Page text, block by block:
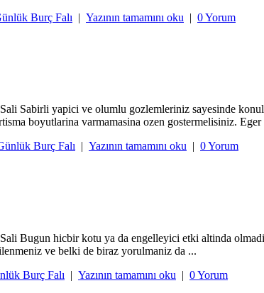
Burç Falı | Yazının tamamını oku | 0 Yorum
Sabirli yapici ve olumlu gozlemleriniz sayesinde
boyutlarina varmamasina ozen gostermelisiniz.
Burç Falı | Yazının tamamını oku | 0 Yorum
Bugun hicbir kotu ya da engelleyici etki altinda
ve belki de biraz yorulmaniz da ...
Burç Falı | Yazının tamamını oku | 0 Yorum